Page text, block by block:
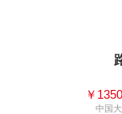
￥
中国